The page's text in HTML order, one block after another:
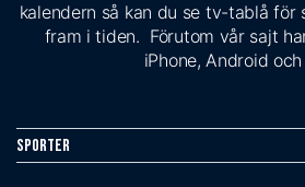
kalendern så kan du se tv-tablå för
fram i tiden. Förutom vår sajt
iPhone, Android
Sporter